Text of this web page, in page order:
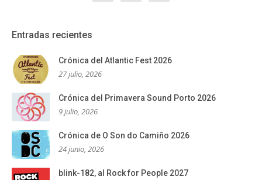
Entradas recientes
Crónica del Atlantic Fest 2026
27 julio, 2026
Crónica del Primavera Sound Porto 2026
9 julio, 2026
Crónica de O Son do Camiño 2026
24 junio, 2026
blink-182, al Rock for People 2027